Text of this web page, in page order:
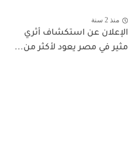
منذ 2 سنة
الإعلان عن استكشاف أثري
مثير في مصر يعود لأكثر من...